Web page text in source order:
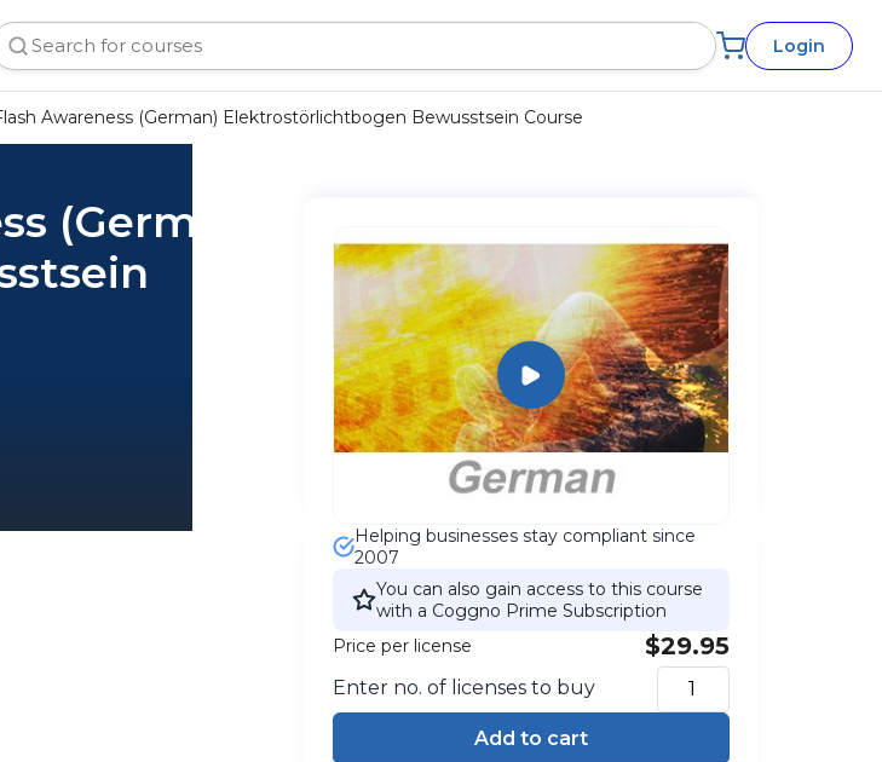
Login
Awareness (German) Elektrostörlichtbogen Bewusstsein Course
(German)
Helping businesses stay compliant since
2007
You can also gain access to this course
with a Coggno Prime Subscription
Price per license
$29.95
Enter no. of licenses to buy
Add to cart